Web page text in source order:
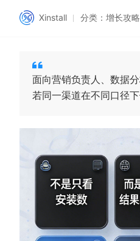
Xinstall 分类： 增长攻略
面向营销负责人、数据
若同一渠道在不同口径